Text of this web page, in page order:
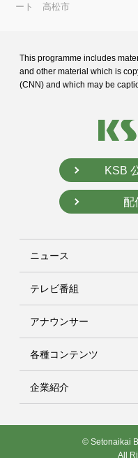
ート 高松市
This programme includes
and other material which is
(CNN) and which may be
KSB
配
ニュース
テレビ番組
アナウンサー
各種コンテンツ
企業紹介
© Setonaikai
All